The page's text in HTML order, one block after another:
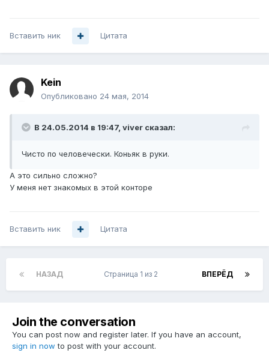
Вставить ник Цитата
Kein
Опубликовано 24 мая, 2014
В 24.05.2014 в 19:47, viver сказал:
Чисто по человечески. Коньяк в руки.
А это сильно сложно?
У меня нет знакомых в этой конторе
Вставить ник Цитата
НАЗАД ВПЕРЁД
Страница 1 из 2
Join the conversation
You can post now and register later. If you have an account,
sign in now to post with your account.